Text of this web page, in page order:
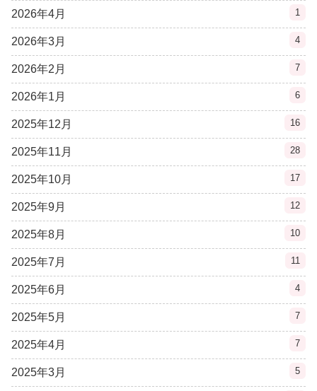
2026年4月 1
2026年3月 4
2026年2月 7
2026年1月 6
2025年12月 16
2025年11月 28
2025年10月 17
2025年9月 12
2025年8月 10
2025年7月 11
2025年6月 4
2025年5月 7
2025年4月 7
2025年3月 5